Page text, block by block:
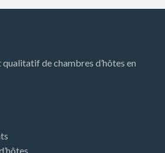
de chambres d’hôtes en